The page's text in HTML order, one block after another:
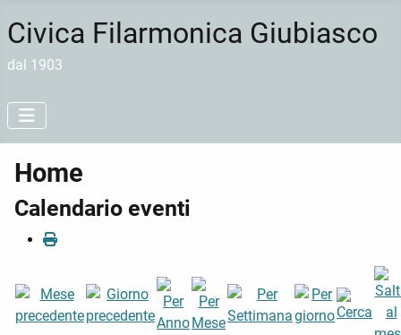
Civica Filarmonica Giubiasco
dal 1903
Home
Calendario eventi